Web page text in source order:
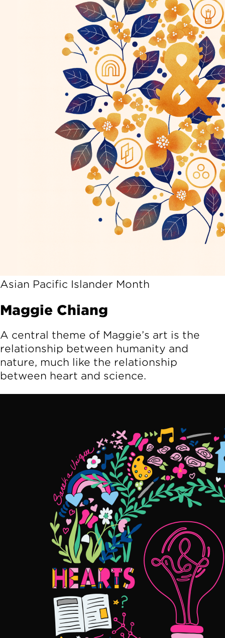
Asian Pacific Islander Month
Maggie Chiang
A central theme of Maggie’s art is the
relationship between humanity and
nature, much like the relationship
between heart and science.